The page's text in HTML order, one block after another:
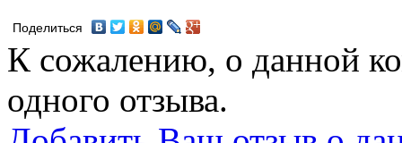
Поделиться
К сожалению, о данной
одного отзыва.